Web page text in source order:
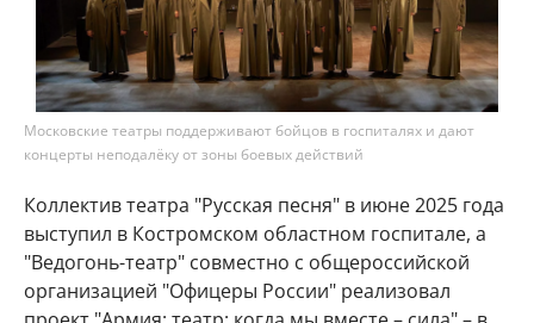
Московские театры поддерживают бойцов в госпиталях и дают
концерты неподалёку от зоны боевых действий
Коллектив театра "Русская песня" в июне 2025 года
выступил в Костромском областном госпитале, а
"Ведогонь-театр" совместно с общероссийской
организацией "Офицеры России" реализовал